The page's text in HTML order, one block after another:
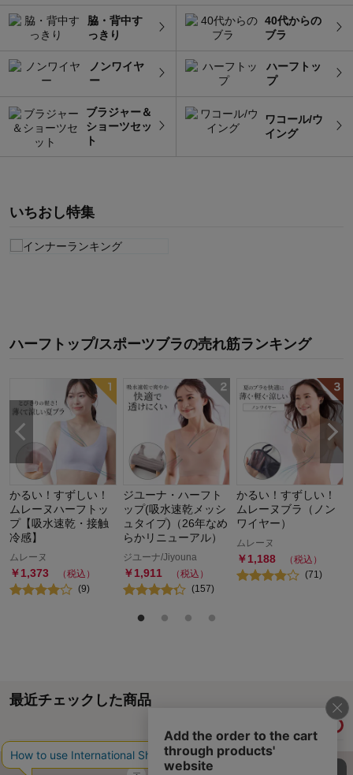
脇・背中す
っきり
40代からの
ブラ
ノンワイヤ
ー
ハーフトッ
プ
ブラジャー＆
ショーツセッ
ト
ワコール/ウ
イング
いちおし特集
ハーフトップ/スポーツブラの売れ筋ランキング
かるい！すずしい！
ムレーヌハーフトッ
プ【吸水速乾・接触
冷感】
ムレーヌ
￥1,373
（税込）
(9)
ジユーナ・ハーフト
ップ(吸水速乾メッシ
ュタイプ)（26年なめ
らかリニューアル）
ジユーナ/Jiyouna
￥1,911
（税込）
(157)
かるい！すずしい！
ムレーヌブラ（ノン
ワイヤー）
ムレーヌ
￥1,188
（税込）
(71)
最近チェックした商品